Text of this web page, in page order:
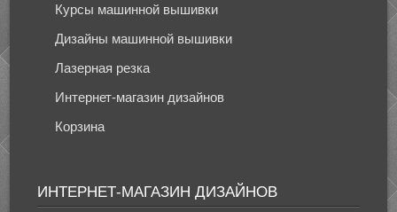
Курсы машинной вышивки
Дизайны машинной вышивки
Лазерная резка
Интернет-магазин дизайнов
Корзина
ИНТЕРНЕТ-МАГАЗИН ДИЗАЙНОВ